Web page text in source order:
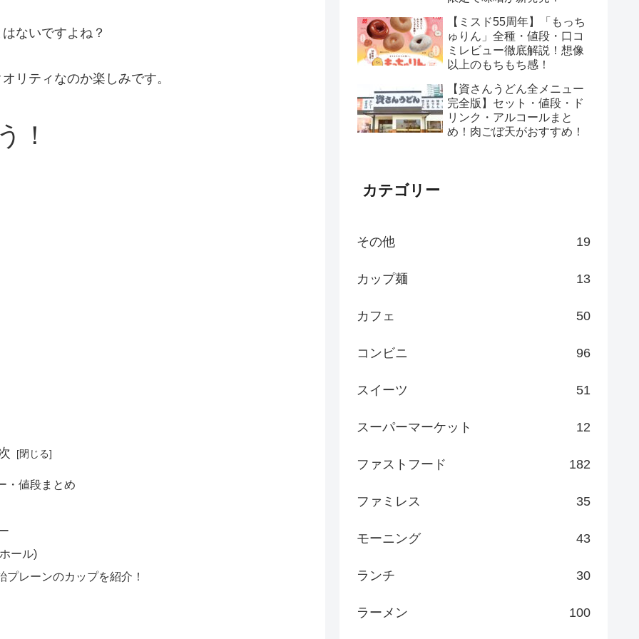
ないですよね？
リティなのか楽しみです。
！
値段まとめ
ール)
プレーンのカップを紹介！
【ミスド55周年】「もっち
ゅりん」全種・値段・口コ
ミレビュー徹底解説！想像
以上のもちもち感！
【資さんうどん全メニュー
完全版】セット・値段・ド
リンク・アルコールまと
め！肉ごぼ天がおすすめ！
カテゴリー
その他 19
カップ麺 13
カフェ 50
コンビニ 96
スイーツ 51
スーパーマーケット 12
ファストフード 182
ファミレス 35
モーニング 43
ランチ 30
ラーメン 100